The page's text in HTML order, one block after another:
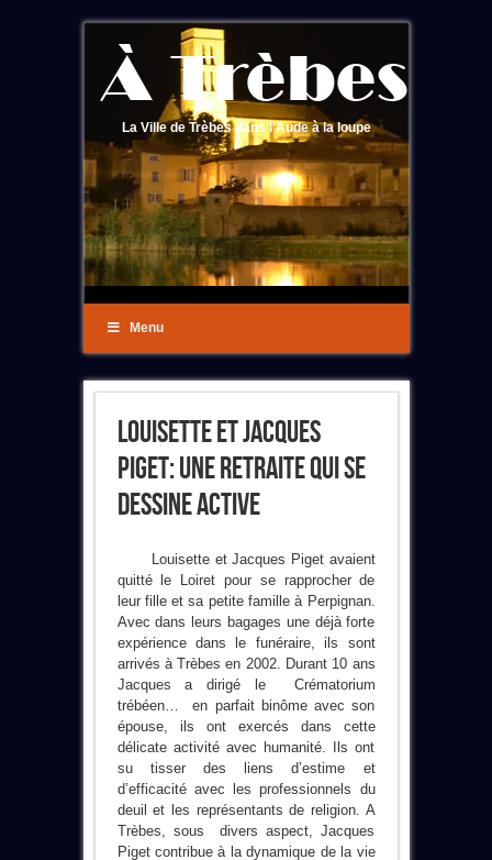
La Ville de Trèbes dans l'Aude à la loupe
Menu
Louisette Et Jacques
Piget: Une Retraite Qui Se
Dessine Active
Louisette et Jacques Piget avaient
quitté le Loiret pour se rapprocher de
leur fille et sa petite famille à Perpignan.
Avec dans leurs bagages une déjà forte
expérience dans le funéraire, ils sont
arrivés à Trèbes en 2002. Durant 10 ans
Jacques a dirigé le Crématorium
trébéen… en parfait binôme avec son
épouse, ils ont exercés dans cette
délicate activité avec humanité. Ils ont
su tisser des liens d’estime et
d’efficacité avec les professionnels du
deuil et les représentants de religion. A
Trèbes, sous divers aspect, Jacques
Piget contribue à la dynamique de la vie